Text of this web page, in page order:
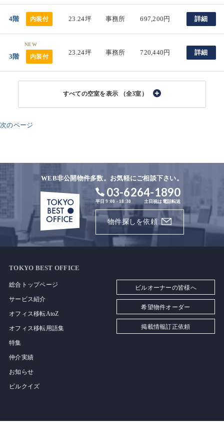
4階 内装付 23.24坪 事務所 697,200円 詳細
NEW
3階 内装付
23.24坪 事務所 720,440円 詳細
（全3室）
次のページ
WEB非公開物件多数。お気軽にご相談下さい。
03-6264-1890
平日 9:00 - 18:30 土日祝は電話転送
物件探しを依頼
TOKYO BEST OFFICE
総合トップページ
サービス紹介
オフィス移転AtoZ
オフィス移転用語集
特集
仲介実績
お知らせ
ビルクイズ
ビルオーナーの皆様へ
希望物件オーダー
掲載情報訂正依頼